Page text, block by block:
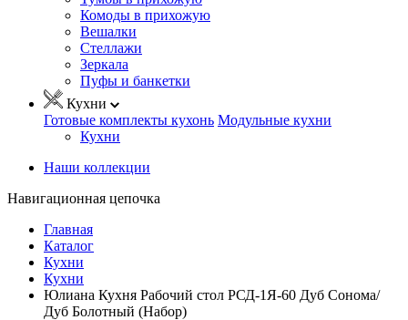
Комоды в прихожую
Вешалки
Стеллажи
Зеркала
Пуфы и банкетки
Кухни
Готовые комплекты кухонь Модульные кухни
Кухни
Наши коллекции
Навигационная цепочка
Главная
Каталог
Кухни
Кухни
Юлиана Кухня Рабочий стол РСД-1Я-60 Дуб Сонома/
Дуб Болотный (Набор)